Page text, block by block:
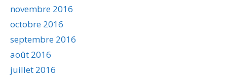
novembre 2016
octobre 2016
septembre 2016
août 2016
juillet 2016